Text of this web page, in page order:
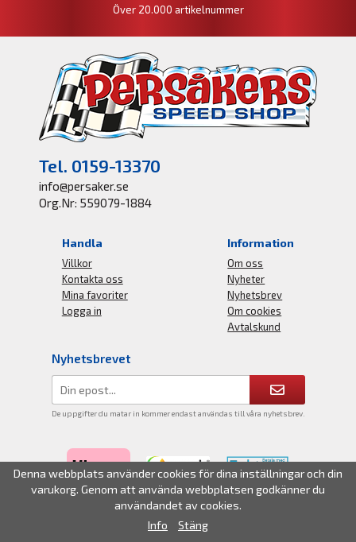
Över 20.000 artikelnummer
Tel. 0159-13370
info@persaker.se
Org.Nr: 559079-1884
Handla
Villkor
Kontakta oss
Mina favoriter
Logga in
Information
Om oss
Nyheter
Nyhetsbrev
Om cookies
Avtalskund
Nyhetsbrevet
De uppgifter du matar in kommer endast användas till våra nyhetsbrev.
Drift & produktion:Wikinggruppen
Denna webbplats använder cookies för dina inställningar och din
varukorg. Genom att använda webbplatsen godkänner du
användandet av cookies.
Info
Stäng